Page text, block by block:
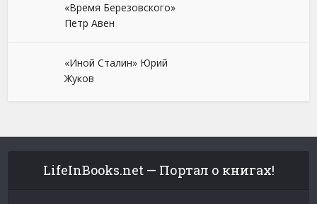
«Время Березовского»
Петр Авен
«Иной Сталин» Юрий
Жуков
LifeInBooks.net — Портал о книгах!